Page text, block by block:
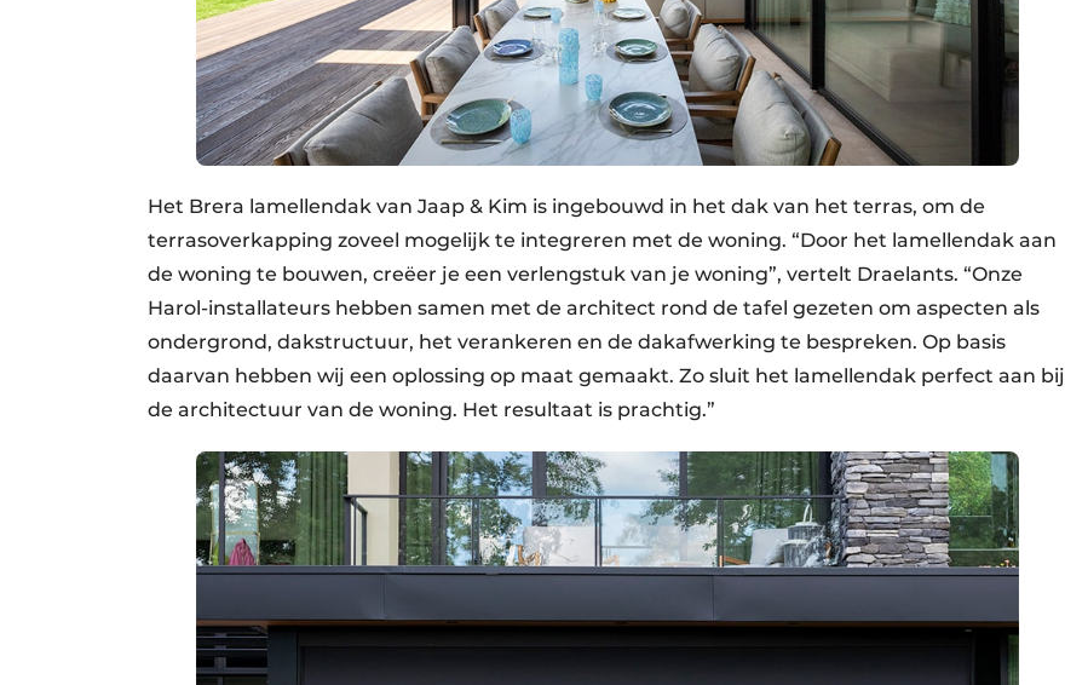
Het Brera lamellendak van Jaap & Kim is ingebouwd in het dak van het terras, om de
terrasoverkapping zoveel mogelijk te integreren met de woning. “Door het lamellendak aan
de woning te bouwen, creëer je een verlengstuk van je woning”, vertelt Draelants. “Onze
Harol-installateurs hebben samen met de architect rond de tafel gezeten om aspecten als
ondergrond, dakstructuur, het verankeren en de dakafwerking te bespreken. Op basis
daarvan hebben wij een oplossing op maat gemaakt. Zo sluit het lamellendak perfect aan bij
de architectuur van de woning. Het resultaat is prachtig.”